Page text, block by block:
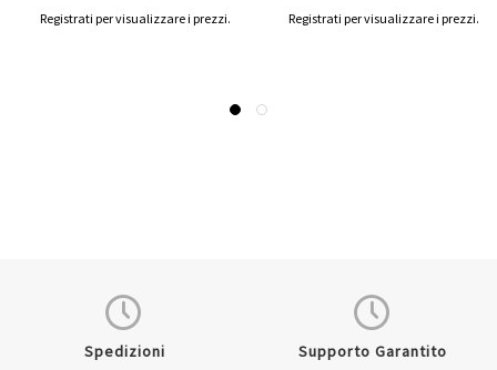
Registrati per visualizzare i prezzi. Registrati per visualizzare i prezzi.
Spedizioni Supporto Garantito